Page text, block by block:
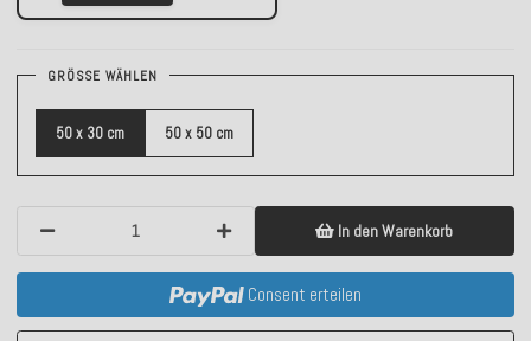
GRÖSSE WÄHLEN
50 x 30 cm 50 x 50 cm
In den Warenkorb
Consent erteilen